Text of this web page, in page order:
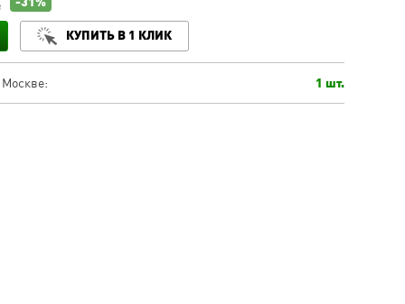
КУПИТЬ В 1 КЛИК
1 шт.